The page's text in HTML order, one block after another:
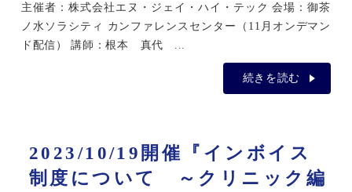
主催者：株式会社エヌ・ジェイ・ハイ・テック 会場：御茶
ノ水ソラシティ カンファレンスセンター（11月オンデマン
ド配信） 講師：根本 真代 ...
続きを読む
2023/10/19開催『インボイス
制度について ～クリニック編